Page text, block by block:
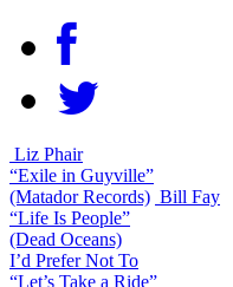
Liz Phair
“Exile in Guyville”
(Matador Records) Bill Fay
“Life Is People”
(Dead Oceans)
I’d Prefer Not To
“Let’s Take a Ride”